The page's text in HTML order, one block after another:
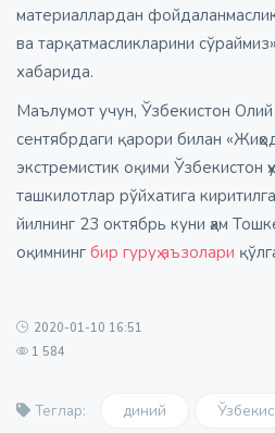
материаллардан
ва тарқатмасликларини
хабарида.
Маълумот учун, Ўзбекистон
сентябрдаги қарори билан
экстремистик оқими Ўзбекистон
ташкилотлар рўйхатига
йилнинг 23 октябрь куни ҳам
оқимнинг бир гуруҳ аъзолари
2020-01-10 16:51
1 584
Теглар: диний